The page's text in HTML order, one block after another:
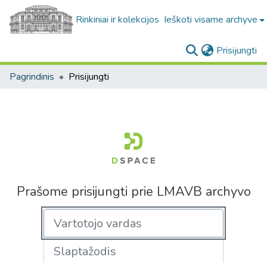
Rinkiniai ir kolekcijos Ieškoti visame archyve
Prisijungti
Pagrindinis Prisijungti
Prašome prisijungti prie LMAVB archyvo